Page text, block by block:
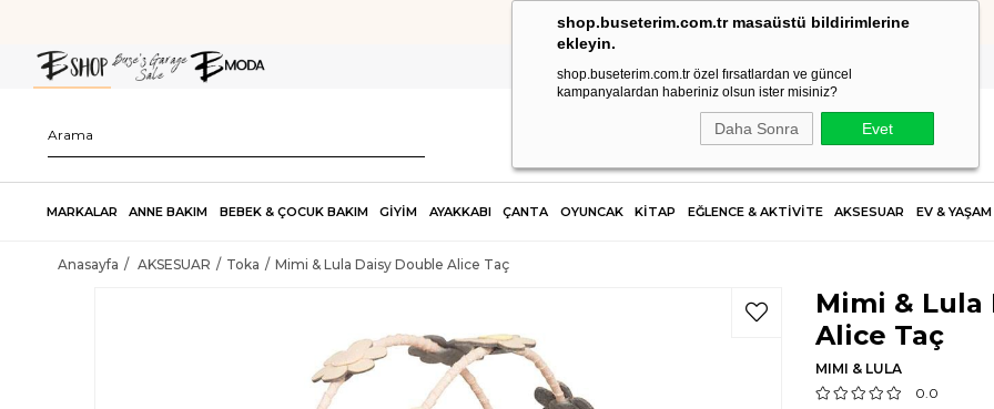
shop.buseterim.com.tr masaüstü bildirimlerine
ekleyin.
shop.buseterim.com.tr özel fırsatlardan ve güncel
kampanyalardan haberiniz olsun ister misiniz?
Daha Sonra Evet
2.500 TL VE ÜZERİ SİPARİŞLERDE KARGO ÜCRETSİZ!
MARKALAR ANNE BAKIM BEBEK & ÇOCUK BAKIM GİYİM AYAKKABI ÇANTA OYUNCAK KİTAP EĞLENCE & AKTİVİTE AKSESUAR EV & YAŞAM
Anasayfa AKSESUAR Toka Mimi & Lula Daisy Double Alice Taç
Mimi & Lula
Alice Taç
MIMI & LULA
0.0